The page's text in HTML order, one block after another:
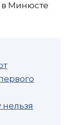
в Минюсте